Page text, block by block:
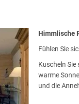
Südtirol.
Himmlische
Fühlen Sie
Kuscheln Sie
warme
und die